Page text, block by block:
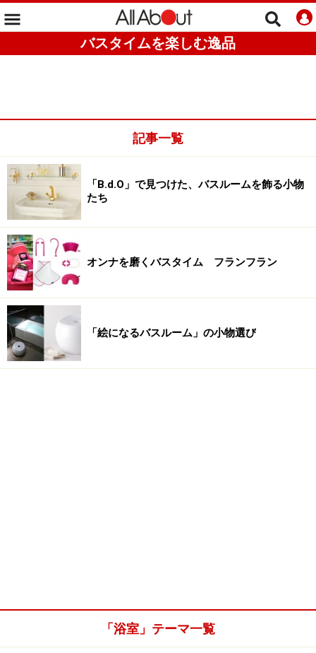
バスタイムを楽しむ逸品
記事一覧
「B.d.O」で見つけた、バスルームを飾る小物
たち
オンナを磨くバスタイム フランフラン
「絵になるバスルーム」の小物選び
「浴室」テーマ一覧